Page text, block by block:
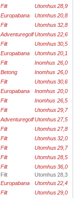
Filt Utomhus28,9
Europabana Utomhus20,8
Filt Utomhus32,8
AdventuregolfUtomhus22,6
Filt Utomhus30,5
Europabana Utomhus20,1
Filt Inomhus 26,0
Betong Inomhus 26,0
Filt Utomhus30,6
Europabana Inomhus 20,0
Filt Inomhus 26,5
Filt Utomhus29,7
AdventuregolfUtomhus27,5
Filt Utomhus27,8
Filt Utomhus32,0
Filt Utomhus29,7
Filt Utomhus28,5
Filt Utomhus36,0
Filt Utomhus 28,3
Europabana Utomhus22,4
Filt Utomhus29,0